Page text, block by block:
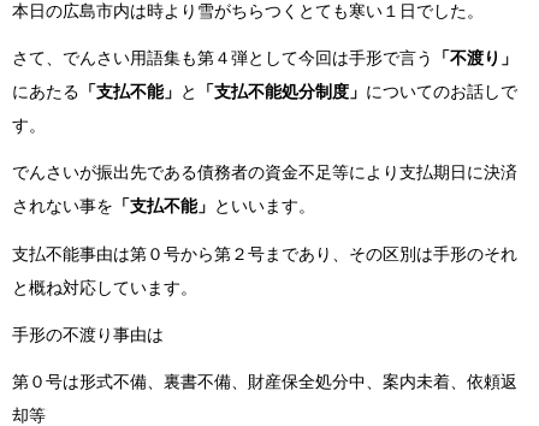
本日の広島市内は時より雪がちらつくとても寒い１日でした。
さて、でんさい用語集も第４弾として今回は手形で言う
「不渡り」
にあたる 「支払不能」 と 「支払不能処分制度」 についてのお話しで
す。
でんさいが振出先である債務者の資金不足等により支払期日に決済
されない事を 「支払不能」 といいます。
支払不能事由は第０号から第２号まであり、その区別は手形のそれ
と概ね対応しています。
手形の不渡り事由は
第０号は形式不備、裏書不備、財産保全処分中、案内未着、依頼返
却等